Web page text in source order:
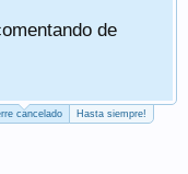
de
cancelado Hasta siempre!